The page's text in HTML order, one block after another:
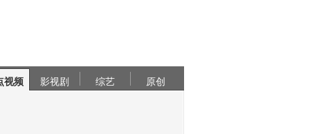
视频 影视剧 综艺 原创